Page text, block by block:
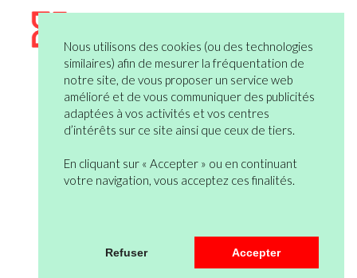
Nous utilisons des cookies (ou des technologies
similaires) afin de mesurer la fréquentation de
notre site, de vous proposer un service web
amélioré et de vous communiquer des publicités
adaptées à vos activités et vos centres
d’intérêts sur ce site ainsi que ceux de tiers.
En cliquant sur « Accepter » ou en continuant
votre navigation, vous acceptez ces finalités.
Refuser Accepter